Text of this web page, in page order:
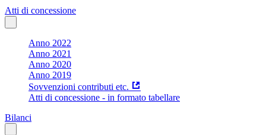
Atti di concessione
Anno 2022
Anno 2021
Anno 2020
Anno 2019
Sovvenzioni contributi etc.
Atti di concessione - in formato tabellare
Bilanci